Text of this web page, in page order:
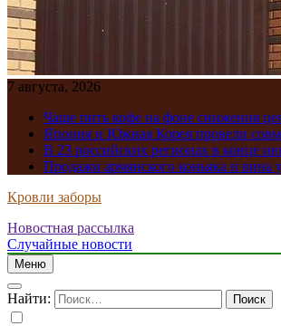
7 августа, 2026
Чаще пить кофе на фоне снижения
Япония и Южная Корея провели
В 23 российских регионах в конце
Продажи армянского коньяка и вина
Кровли заборы
Новостная рассылка
Случайные новости
Меню
Найти: